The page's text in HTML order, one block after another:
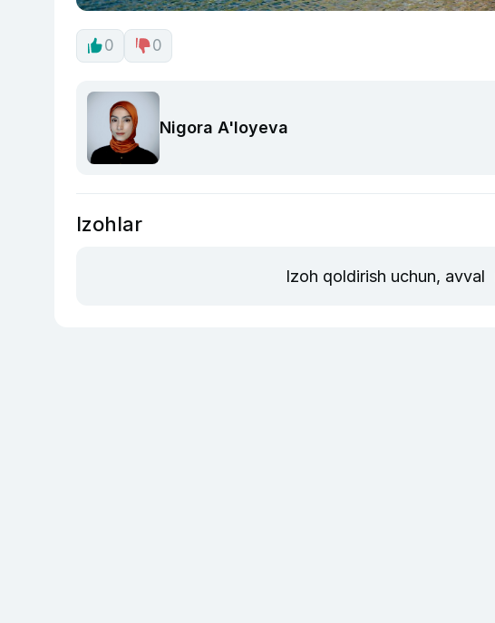
0 0
Nigora A'loyeva
Izohlar
Izoh qoldirish uchun, avval